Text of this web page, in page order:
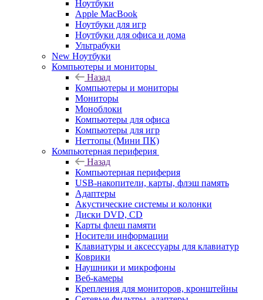
Ноутбуки
Apple MacBook
Ноутбуки для игр
Ноутбуки для офиса и дома
Ультрабуки
New Ноутбуки
Компьютеры и мониторы
Назад
Компьютеры и мониторы
Мониторы
Моноблоки
Компьютеры для офиса
Компьютеры для игр
Неттопы (Мини ПК)
Компьютерная периферия
Назад
Компьютерная периферия
USB-накопители, карты, флэш память
Адаптеры
Акустические системы и колонки
Диски DVD, CD
Карты флеш памяти
Носители информации
Клавиатуры и аксессуары для клавиатур
Коврики
Наушники и микрофоны
Веб-камеры
Крепления для мониторов, кронштейны